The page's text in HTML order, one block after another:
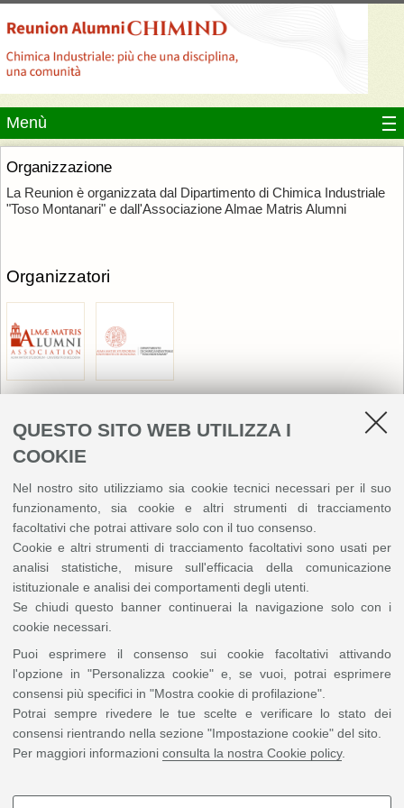
QUESTO SITO WEB UTILIZZA I
COOKIE
Nel nostro sito utilizziamo sia cookie tecnici necessari per il suo
funzionamento, sia cookie e altri strumenti di tracciamento
facoltativi che potrai attivare solo con il tuo consenso.
Cookie e altri strumenti di tracciamento facoltativi sono usati per
analisi statistiche, misure sull'efficacia della comunicazione
istituzionale e analisi dei comportamenti degli utenti.
Se chiudi questo banner continuerai la navigazione solo con i
cookie necessari.
Puoi esprimere il consenso sui cookie facoltativi attivando
l'opzione in "Personalizza cookie" e, se vuoi, potrai esprimere
consensi più specifici in "Mostra cookie di profilazione".
Potrai sempre rivedere le tue scelte e verificare lo stato dei
consensi rientrando nella sezione "Impostazione cookie" del sito.
Per maggiori informazioni consulta la nostra Cookie policy.
Menù
Organizzazione
La Reunion è organizzata dal Dipartimento di Chimica Industriale
"Toso Montanari" e dall'Associazione Almae Matris Alumni
Organizzatori
In collaborazione con
Con il contributo di